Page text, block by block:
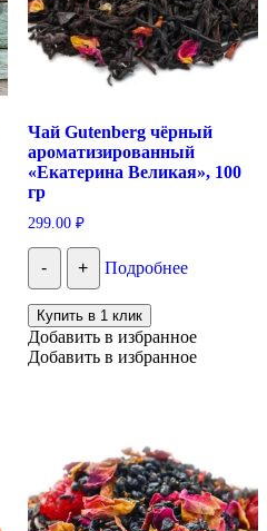
Чай Gutenberg чёрный
ароматизированный
«Екатерина Великая», 100
гр
299.00 ₽
- + Подробнее
Купить в 1 клик
Добавить в избранное
Добавить в избранное